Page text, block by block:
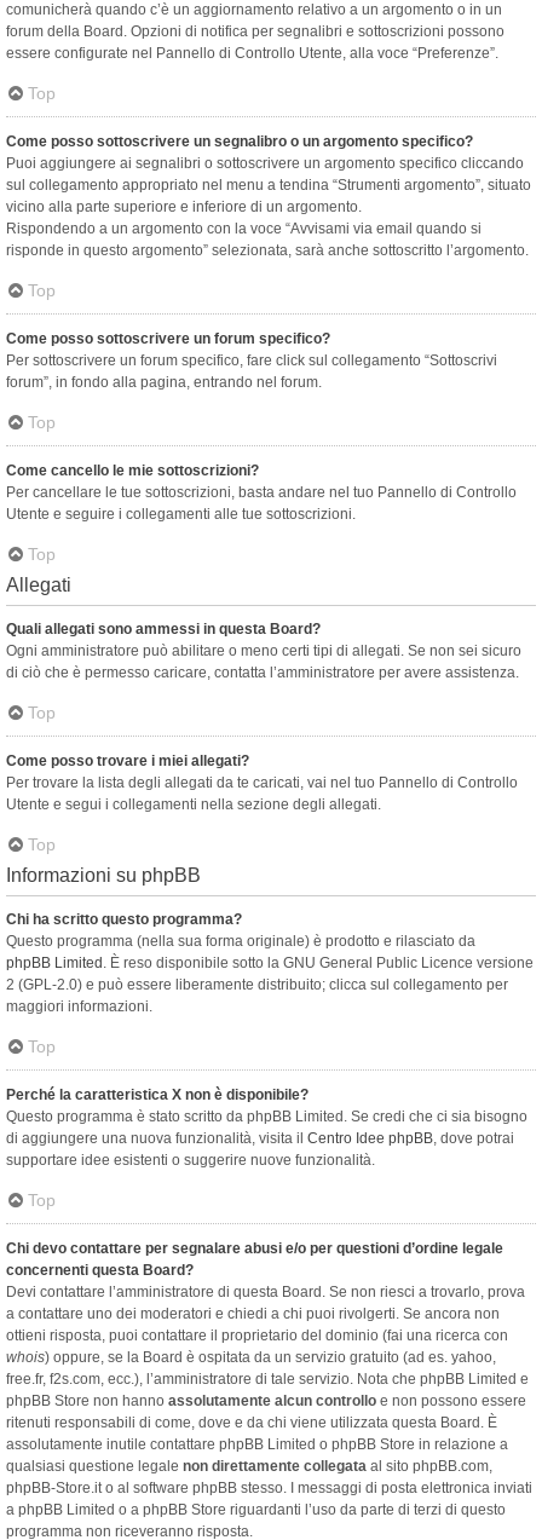
comunicherà quando c’è un aggiornamento relativo a un argomento o in un
forum della Board. Opzioni di notifica per segnalibri e sottoscrizioni possono
essere configurate nel Pannello di Controllo Utente, alla voce “Preferenze”.
Top
Come posso sottoscrivere un segnalibro o un argomento specifico?
Puoi aggiungere ai segnalibri o sottoscrivere un argomento specifico cliccando
sul collegamento appropriato nel menu a tendina “Strumenti argomento”, situato
vicino alla parte superiore e inferiore di un argomento.
Rispondendo a un argomento con la voce “Avvisami via email quando si
risponde in questo argomento” selezionata, sarà anche sottoscritto l’argomento.
Top
Come posso sottoscrivere un forum specifico?
Per sottoscrivere un forum specifico, fare click sul collegamento “Sottoscrivi
forum”, in fondo alla pagina, entrando nel forum.
Top
Come cancello le mie sottoscrizioni?
Per cancellare le tue sottoscrizioni, basta andare nel tuo Pannello di Controllo
Utente e seguire i collegamenti alle tue sottoscrizioni.
Top
Allegati
Quali allegati sono ammessi in questa Board?
Ogni amministratore può abilitare o meno certi tipi di allegati. Se non sei sicuro
di ciò che è permesso caricare, contatta l’amministratore per avere assistenza.
Top
Come posso trovare i miei allegati?
Per trovare la lista degli allegati da te caricati, vai nel tuo Pannello di Controllo
Utente e segui i collegamenti nella sezione degli allegati.
Top
Informazioni su phpBB
Chi ha scritto questo programma?
Questo programma (nella sua forma originale) è prodotto e rilasciato da
phpBB Limited . È reso disponibile sotto la GNU General Public Licence versione
2 (GPL-2.0) e può essere liberamente distribuito; clicca sul collegamento per
maggiori informazioni.
Top
Perché la caratteristica X non è disponibile?
Questo programma è stato scritto da phpBB Limited. Se credi che ci sia bisogno
di aggiungere una nuova funzionalità, visita il Centro Idee phpBB, dove potrai
supportare idee esistenti o suggerire nuove funzionalità.
Top
Chi devo contattare per segnalare abusi e/o per questioni d’ordine legale
concernenti questa Board?
Devi contattare l’amministratore di questa Board. Se non riesci a trovarlo, prova
a contattare uno dei moderatori e chiedi a chi puoi rivolgerti. Se ancora non
ottieni risposta, puoi contattare il proprietario del dominio (fai una ricerca con
whois) oppure, se la Board è ospitata da un servizio gratuito (ad es. yahoo,
free.fr, f2s.com, ecc.), l’amministratore di tale servizio. Nota che phpBB Limited e
phpBB Store non hanno assolutamente alcun controllo e non possono essere
ritenuti responsabili di come, dove e da chi viene utilizzata questa Board. È
assolutamente inutile contattare phpBB Limited o phpBB Store in relazione a
qualsiasi questione legale non direttamente collegata al sito phpBB.com,
phpBB-Store.it o al software phpBB stesso. I messaggi di posta elettronica inviati
a phpBB Limited o a phpBB Store riguardanti l’uso da parte di terzi di questo
programma non riceveranno risposta.